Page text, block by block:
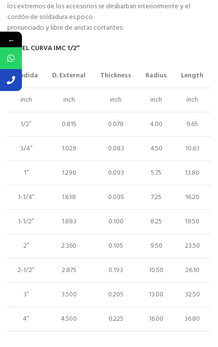
los extremos de los accesorios se desbarban interiormente y el
cordón de soldadura es poco
pronunciado y libre de aristas cortantes.
MODEL CURVA IMC 1/2″
Medida D. External Thickness Radius Length
inch inch inch inch inch
1/2” 0.815 0.078 4.00 9.65
3/4” 1.029 0.083 4.50 10.63
1” 1.290 0.093 5.75 13.80
1-1/4” 1.638 0.095 7.25 16.20
1-1/2” 1.883 0.100 8.25 19.50
2” 2.360 0.105 9.50 23.50
2-1/2” 2.875 0.193 10.50 26.10
3” 3.500 0.205 13.00 32.50
4” 4.500 0.225 16.00 36.80
←